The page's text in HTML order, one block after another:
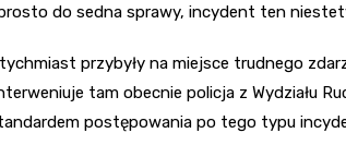
do sedna sprawy, incydent ten
przybyły na miejsce trudnego
tam obecnie policja z Wydziału
postępowania po tego typu